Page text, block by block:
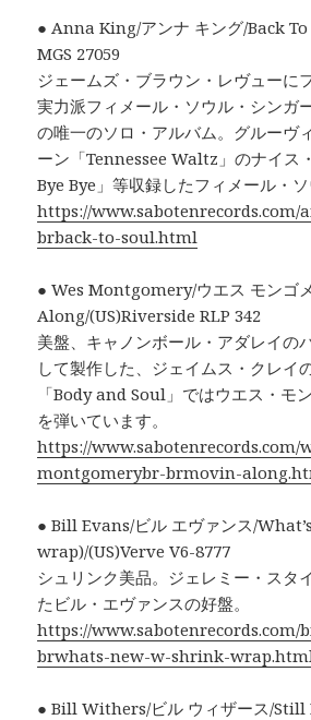
● Anna King/アンナ キング/Back
MGS 27059
ジェームズ・ブラウン・レヴューに
実力派フィメール・ソウル・シンガ
の唯一のソロ・アルバム。グルーヴ
ーン「Tennessee Waltz」のナイス
Bye Bye」等収録したフィメール・ソ
https://
brback-to-soul.html
● Wes Montgomery/ウエス モンゴ
Along/(US)Riverside RLP 342
美盤、キャノンボール・アダレイの
して製作した、ジェイムス・クレイ
「Body and Soul」ではウエス・モ
を弾いています。
https://www.sabotenrecords.com/
montgomerybr-brmovin-
● Bill Evans/ビル エヴァンス/
wrap)/(US)Verve V6-8777
シュリンク美品。ジェレミー・スタ
たビル・エヴァンスの好盤。
https://www.sabotenrecords.com/
brwhats-new-w-shrink-
● Bill Withers/ビル ウィザース/Still